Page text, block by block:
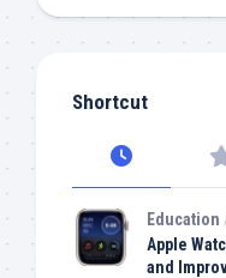
Shortcut
Education
Apple
and